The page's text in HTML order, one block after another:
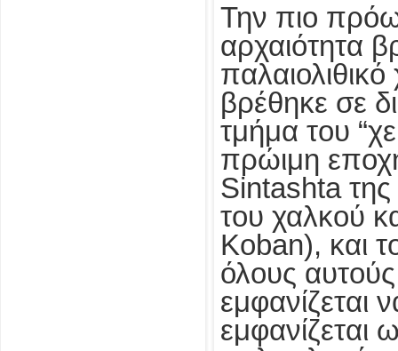
Την πιο
αρχαιότητα
βρέθηκε σε
τμήμα του
πρώιμη
Sintashta
του χαλκού
Koban), και
όλους
εμφανίζεται
εμφανίζεται